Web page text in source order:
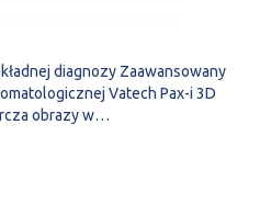
diagnozy Zaawansowany
Vatech Pax-i 3D
obrazy w…